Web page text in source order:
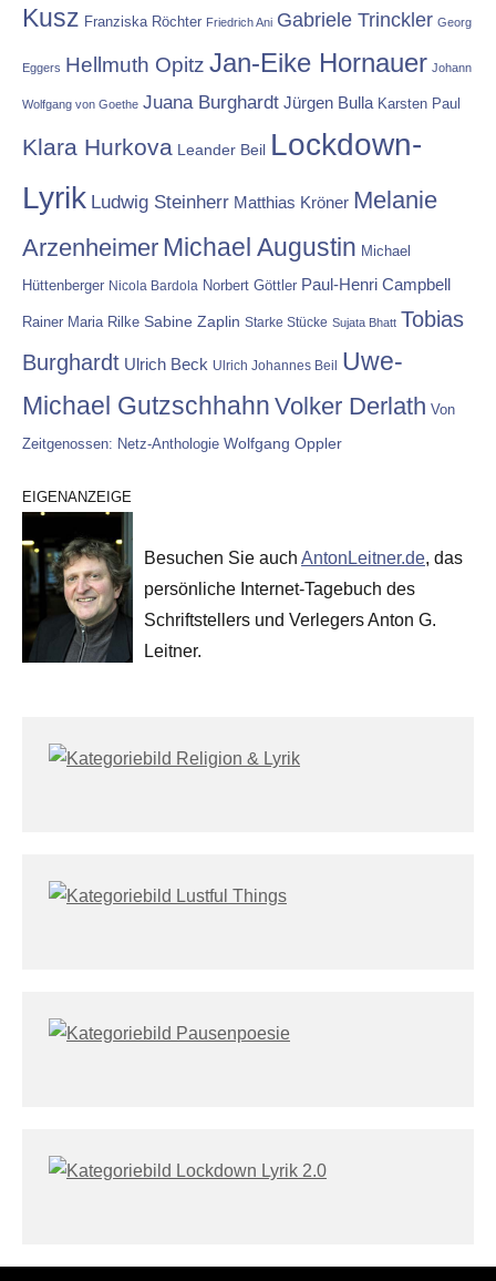
Kusz Franziska Röchter Friedrich Ani Gabriele Trinckler Georg
Eggers Hellmuth Opitz Jan-Eike Hornauer Johann
Wolfgang von Goethe Juana Burghardt Jürgen Bulla Karsten Paul
Klara Hurkova Leander Beil Lockdown-
Lyrik Ludwig Steinherr Matthias Kröner Melanie
Arzenheimer Michael Augustin Michael
Hüttenberger Nicola Bardola Norbert Göttler Paul-Henri Campbell
Rainer Maria Rilke Sabine Zaplin Starke Stücke Sujata Bhatt Tobias
Burghardt Ulrich Beck Ulrich Johannes Beil Uwe-
Michael Gutzschhahn Volker Derlath Von
Zeitgenossen: Netz-Anthologie Wolfgang Oppler
EIGENANZEIGE
Besuchen Sie auch AntonLeitner.de, das
persönliche Internet-Tagebuch des
Schriftstellers und Verlegers Anton G.
Leitner.